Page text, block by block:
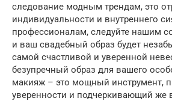
следование модным трендам, это
индивидуальности и внутреннего
профессионалам, следуйте нашим
и ваш свадебный образ будет
самой счастливой и уверенной
безупречный образ для вашего
макияж – это мощный инструмент,
уверенности и подчеркивающий же